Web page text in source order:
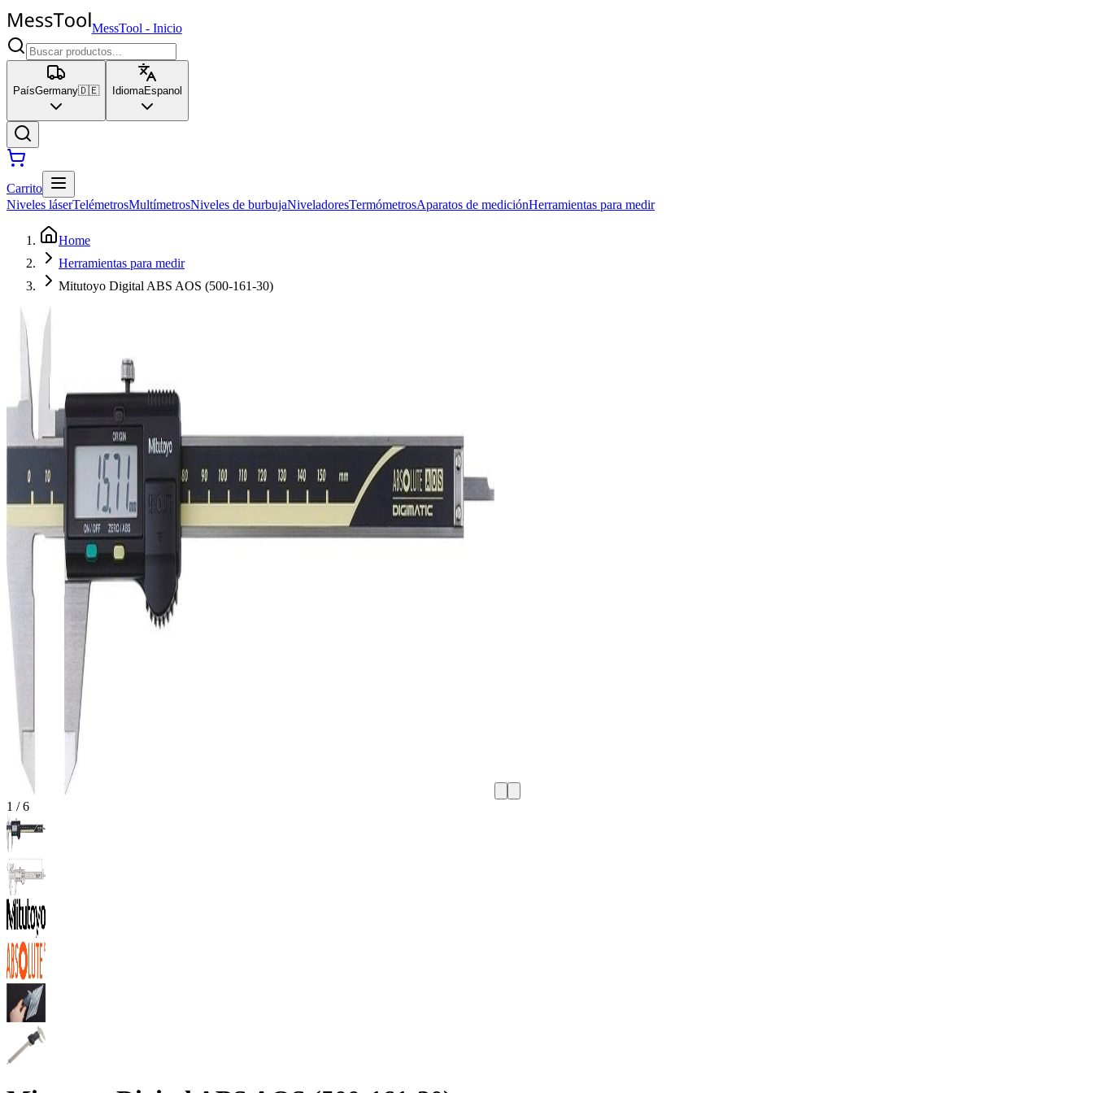
MessTool - Inicio
PaísGermany🇩🇪 IdiomaEspanol
Carrito
Niveles láserTelémetrosMultímetrosNiveles de burbujaNiveladoresTermómetrosAparatos de mediciónHerramientas para medir
Home
Herramientas para medir
Mitutoyo Digital ABS AOS (500-161-30)
1 /6